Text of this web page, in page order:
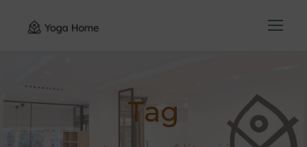
Tag